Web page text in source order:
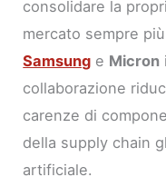
consolidare la
mercato sempre
Samsung e Micron
collaborazione
carenze di
della supply chain
artificiale.